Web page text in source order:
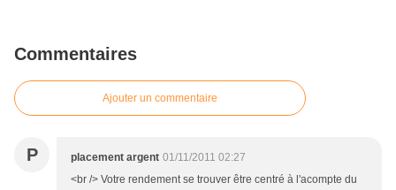
Commentaires
Ajouter un commentaire
P placement argent 01/11/2011 02:27
<br /> Votre rendement se trouver être centré à l'acompte du